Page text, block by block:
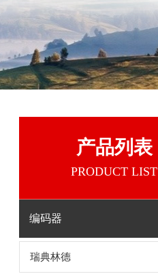
产品列表
PRODUCT LIST
编码器
瑞典林德